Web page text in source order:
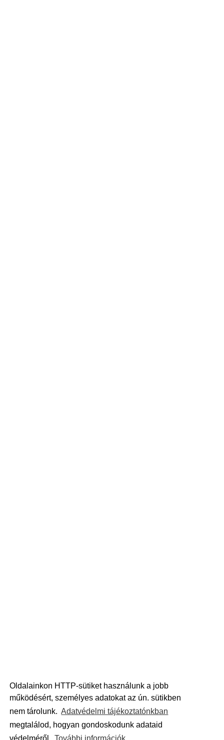
Oldalainkon HTTP-sütiket használunk a jobb
működésért, személyes adatokat az ún. sütikben
nem tárolunk. Adatvédelmi tájékoztatónkban
megtalálod, hogyan gondoskodunk adataid